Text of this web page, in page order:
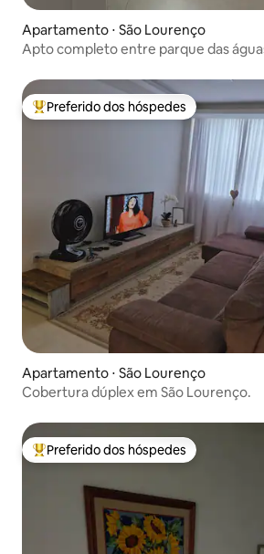
Apartamento ⋅ São Lourenço
Apto completo entre parque das
Entre os melhores preferidos dos
Preferido dos hóspedes
Apartamento ⋅ São Lourenço
Cobertura dúplex em São Lourenço.
Entre os melhores preferidos dos
Preferido dos hóspedes